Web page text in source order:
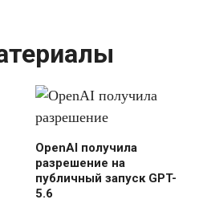
OpenAI получила
разрешение на
публичный запуск GPT-
5.6